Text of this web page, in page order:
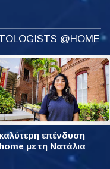
@HOME
επένδυση
με τη Νατάλια